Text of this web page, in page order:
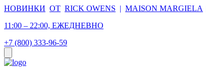
НОВИНКИ ОТ RICK OWENS | MAISON MARGIELA
11:00 – 22:00, ЕЖЕДНЕВНО
+7 (800) 333-96-59